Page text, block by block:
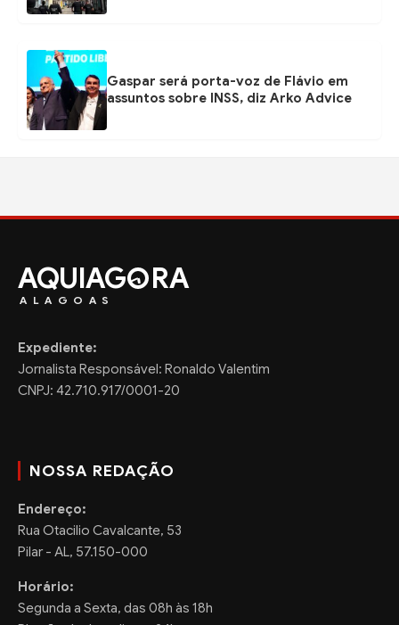
Gaspar será porta-voz de Flávio em
assuntos sobre INSS, diz Arko Advice
AQUIAG RA
ALAGOAS
Expediente:
Jornalista Responsável: Ronaldo Valentim
CNPJ: 42.710.917/0001-20
NOSSA REDAÇÃO
Endereço:
Rua Otacilio Cavalcante, 53
Pilar - AL, 57.150-000
Horário:
Segunda a Sexta, das 08h às 18h